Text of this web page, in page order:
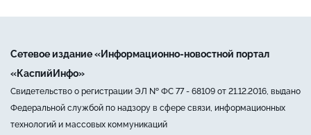
Сетевое издание «Информационно-новостной портал
«КаспийИнфо»
Свидетельство о регистрации ЭЛ № ФС 77 - 68109 от 21.12.2016, выдано
Федеральной службой по надзору в сфере связи, информационных
технологий и массовых коммуникаций